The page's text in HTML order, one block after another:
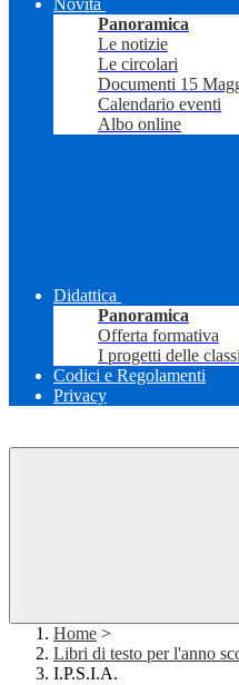
Novità
Panoramica
Le notizie
Le circolari
Documenti 15
Calendario eventi
Albo online
Didattica
Panoramica
Offerta formativa
I progetti delle classi
Codici e Regolamenti
Privacy
Home >
Libri di testo per l'anno
I.P.S.I.A.